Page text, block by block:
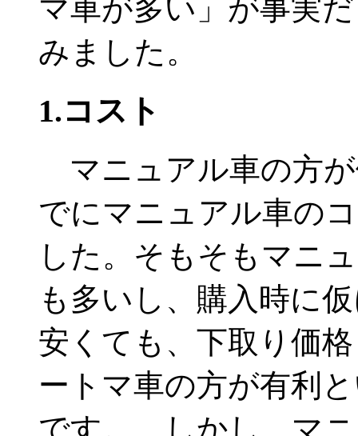
マ車が多い」が事実
みました。
1.コスト
マニュアル車の方
でにマニュアル車の
した。そもそもマニ
も多いし、購入時に
安くても、下取り価
ートマ車の方が有利
です。 しかし、マニ